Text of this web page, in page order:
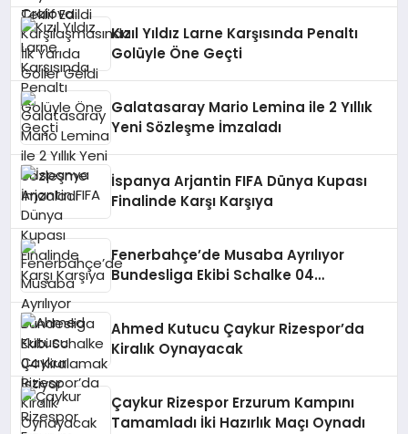
Kızıl Yıldız Larne Karşısında Penaltı
Golüyle Öne Geçti
Galatasaray Mario Lemina ile 2 Yıllık
Yeni Sözleşme İmzaladı
İspanya Arjantin FIFA Dünya Kupası
Finalinde Karşı Karşıya
Fenerbahçe’de Musaba Ayrılıyor
Bundesliga Ekibi Schalke 04
Ahmed Kutucu Çaykur Rizespor’da
Kiralık Oynayacak
Çaykur Rizespor Erzurum Kampını
Tamamladı İki Hazırlık Maçı Oynadı